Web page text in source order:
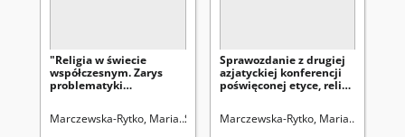
"Religia w świecie
współczesnym. Zarys
problematyki
2000, s. 653 [rezenzja]
Marczewska-Rytko, Maria Śladkowski, Wiesław (1935-). Red.
Sprawozdanie z drugiej
azjatyckiej konferencji
poświęconej etyce, religii
Marczewska-Rytko, Maria